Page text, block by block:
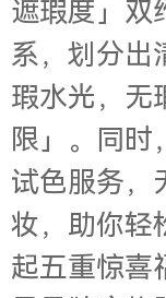
遮瑕度」双
系，划分出
瑕水光，无
限」。同时
试色服务，
妆，助你轻
起五重惊喜